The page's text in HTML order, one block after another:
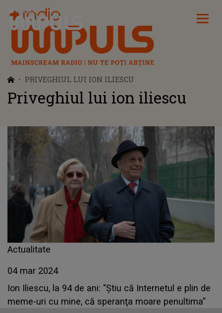
Radio Impuls
PRIVEGHIUL LUI ION ILIESCU
Priveghiul lui ion iliescu
Actualitate
04 mar 2024
Ion Iliescu, la 94 de ani: "Ştiu că Internetul e plin de
meme-uri cu mine, că speranţa moare penultima"